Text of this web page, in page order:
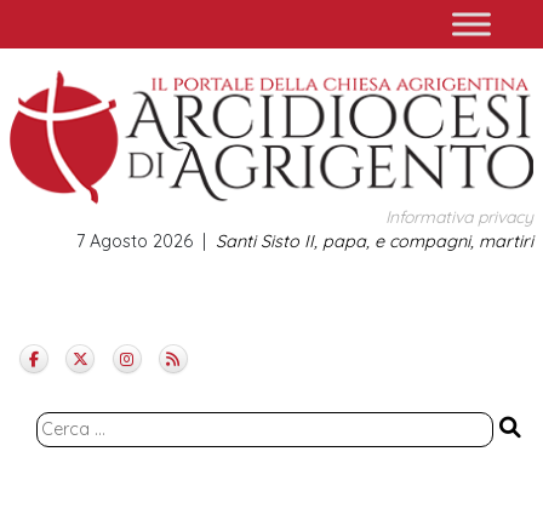
to
content
Informativa privacy
Santi Sisto II, papa, e compagni, martiri
7 Agosto 2026
Ricerca